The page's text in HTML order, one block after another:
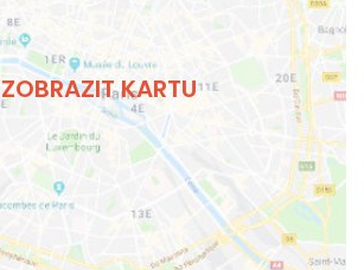
ZOBRAZIT KARTU